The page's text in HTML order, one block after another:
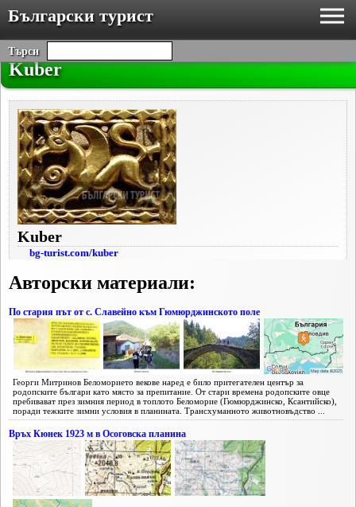
Български турист
Търси
Kuber
Kuber
bg-turist.com/kuber
Авторски материали:
По стария път от с. Славейно към Гюмюрджинското поле
Георги Митринов Беломорието векове наред е било притегателен център за
родопските българи като място за препитание. От стари времена родопските овце
пребивават през зимния период в топлото Беломорие (Гюмюрджинско, Ксантийско),
поради тежките зимни условия в планината. Трансхуманното животновъдство ...
Връх Кюнек 1923 м в Осоговска планина